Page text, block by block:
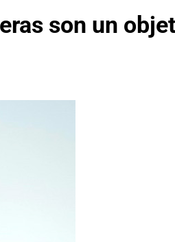
son un